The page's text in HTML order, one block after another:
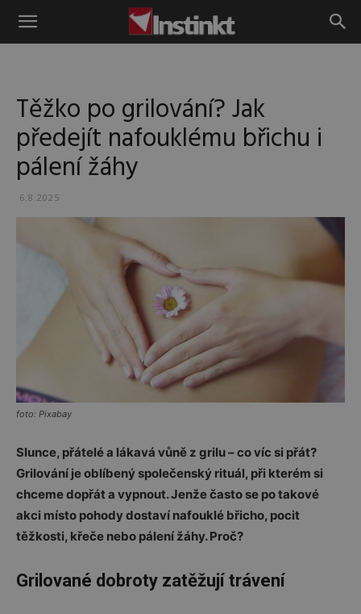
Instinkt
Těžko po grilování? Jak
předejít nafouklému břichu i
pálení žáhy
6.8.2025
foto: Pixabay
Slunce, přátelé a lákavá vůně z grilu – co víc si přát?
Grilování je oblíbený společenský rituál, při kterém si
chceme dopřát a vypnout. Jenže často se po takové
akci místo pohody dostaví nafouklé břicho, pocit
těžkosti, křeče nebo pálení žáhy. Proč?
Grilované dobroty zatěžují trávení